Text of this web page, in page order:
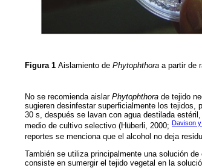
Figura 1 Aislamiento de Phytophthora a partir de
No se recomienda aislar Phytophthora de tejido
sugieren desinfestar superficialmente los tejidos,
30 s, después se lavan con agua destilada
medio de cultivo selectivo (Hüberli, 2000; Davison
reportes se menciona que el alcohol no deja
También se utiliza principalmente una solución
consiste en sumergir el tejido vegetal en la